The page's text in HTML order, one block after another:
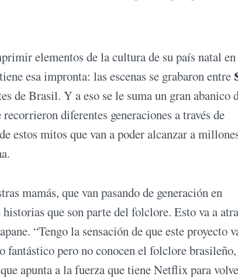
elementos de la cultura de su país natal en
esa impronta: las escenas se grabaron entre
de Brasil. Y a eso se le suma un gran abanico
diferentes generaciones a través de
estos mitos que van a poder alcanzar a
mamás, que van pasando de generación en
que son parte del folclore. Esto va a
“Tengo la sensación de que este proyecto
fantástico pero no conocen el folclore
apunta a la fuerza que tiene Netflix para